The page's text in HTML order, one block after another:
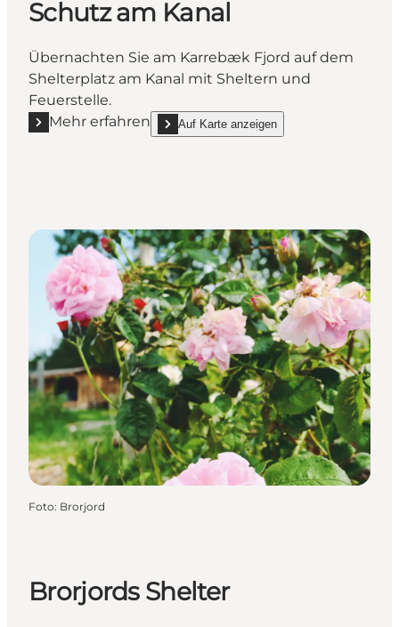
Schutz am Kanal
Übernachten Sie am Karrebæk Fjord auf dem
Shelterplatz am Kanal mit Sheltern und
Feuerstelle.
Mehr erfahren
Mehr erfahren "Schutz am Kanal"
Auf Karte anzeigen
show Schutz am Kanal on_map
Foto: Brorjord
Brorjords Shelter